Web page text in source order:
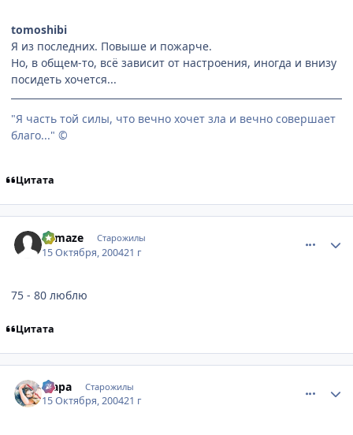
tomoshibi
Я из последних. Повыше и пожарче.
Но, в общем-то, всё зависит от настроения, иногда и внизу
посидеть хочется...
"Я часть той силы, что вечно хочет зла и вечно совершает
благо..." ©
Цитата
Lemaze Старожилы
15 Октября, 200421 г
75 - 80 люблю
Цитата
Мара Старожилы
15 Октября, 200421 г